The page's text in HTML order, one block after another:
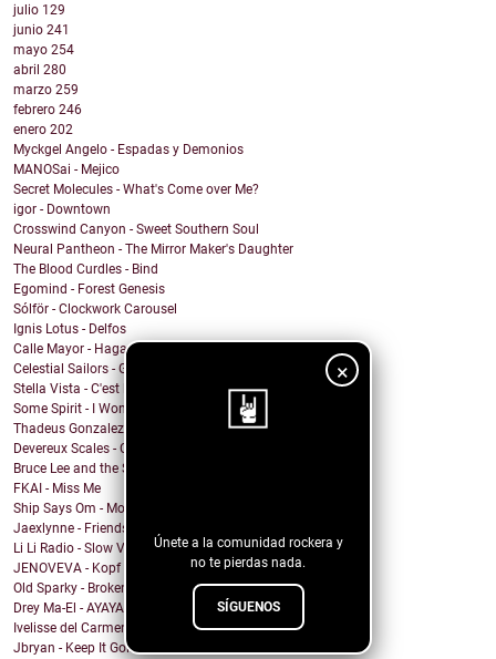
×
Únete a la comunidad rockera y
no te pierdas nada.
SÍGUENOS
julio 129
junio 241
mayo 254
abril 280
marzo 259
febrero 246
enero 202
Myckgel Angelo - Espadas y Demonios
MANOSai - Mejico
Secret Molecules - What's Come over Me?
igor - Downtown
Crosswind Canyon - Sweet Southern Soul
Neural Pantheon - The Mirror Maker's Daughter
The Blood Curdles - Bind
Egomind - Forest Genesis
Sólför - Clockwork Carousel
Ignis Lotus - Delfos
Calle Mayor - Hagamos fuego
Celestial Sailors - Get Back To Dreaming
Stella Vista - C'est la Vie
Some Spirit - I Won't Let You Down
Thadeus Gonzalez - Every Heart Beats
Devereux Scales - Close Your Eyes and Sing!
Bruce Lee and the Streetfighters - Lost Your Head
FKAI - Miss Me
Ship Says Om - Mother Director
Jaexlynne - Friends Like You
Li Li Radio - Slow View
JENOVEVA - Kopf auf
Old Sparky - Broken City Blues
Drey Ma-El - AYAYAI
Ivelisse del Carmen - Mi Sangre Baila
Jbryan - Keep It Going